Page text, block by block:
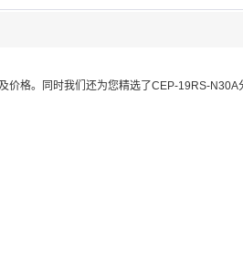
价格。同时我们还为您精选了CEP-19RS-N30A